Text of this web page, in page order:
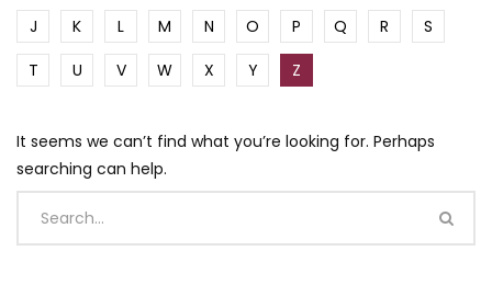
J
K L M N O P Q R
S
T
U V W X Y Z
It seems we can’t find what you’re looking for. Perhaps
searching can help.